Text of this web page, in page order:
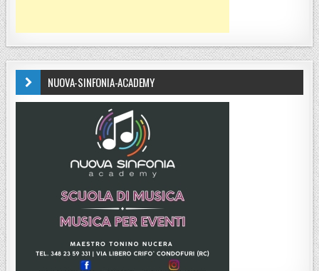
NUOVA-SINFONIA-ACADEMY